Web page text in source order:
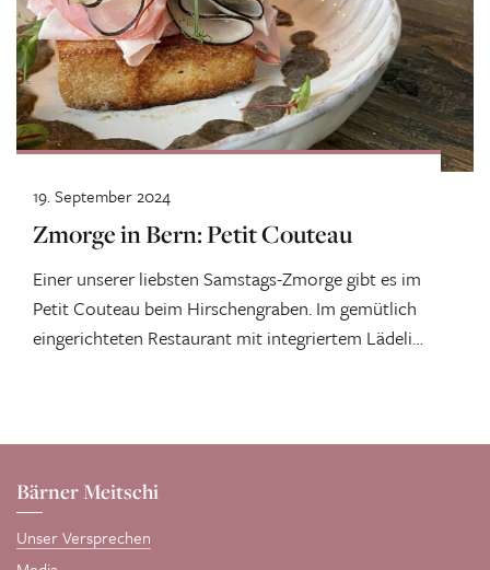
Zmorge in Bern: Petit Couteau
Einer unserer liebsten Samstags-Zmorge gibt es im
Petit Couteau beim Hirschengraben. Im gemütlich
eingerichteten Restaurant mit integriertem Lädeli
19. September 2024
Bärner Meitschi
Unser Versprechen